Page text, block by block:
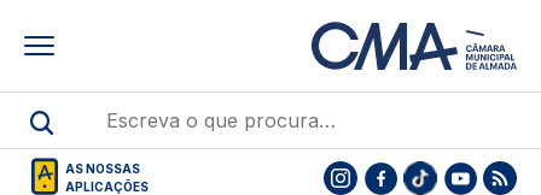
AS NOSSAS
APLICAÇÕES